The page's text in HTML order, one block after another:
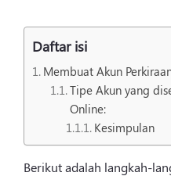
Daftar isi
Membuat Akun
Tipe Akun yang
Online:
Kesimpulan
Berikut adalah langkah-